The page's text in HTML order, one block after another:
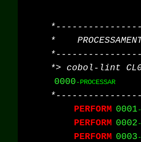
0000-
PERFORM 0001
PERFORM 0002
PERFORM 0003